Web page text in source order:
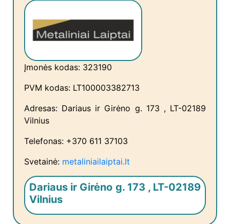
Įmonės kodas: 323190
PVM kodas: LT100003382713
Adresas: Dariaus ir Girėno g. 173 , LT-02189
Vilnius
Telefonas: +370 611 37103
Svetainė: metaliniailaiptai.lt
Dariaus ir Girėno g. 173 , LT-02189
Vilnius